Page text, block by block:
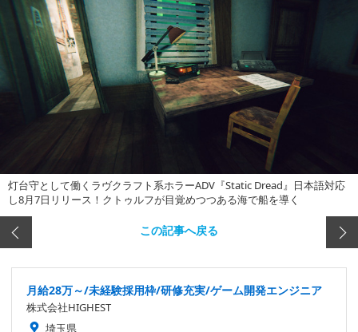
灯台守として働くラヴクラフト系ホラーADV『Static Dread』日本語対応
し8月7日リリース！クトゥルフが目覚めつつある海で船を導く
この記事へ戻る
月給28万～/未経験採用枠/研修充実/ゲーム開発エンジニア
株式会社HIGHEST
埼玉県